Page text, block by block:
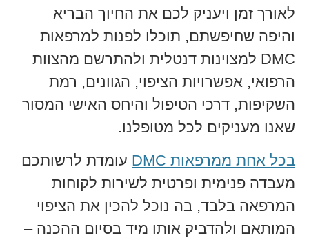
לאורך זמן ויעניק לכם את החיוך הבריא
והיפה שחיפשתם, תוכלו לפנות למרפאות
DMC למצוינות דנטלית ולהתרשם מהצוות
הרפואי, אפשרויות הציפוי, הגוונים, רמת
השקיפות, דרכי הטיפול והיחס האישי המסור
שאנו מעניקים לכל מטופלנו.
בכל אחת ממרפאות DMC
עומדת לרשותכם
מעבדה פנימית ופרטית לשירות לקוחות
המרפאה בלבד, בה נוכל להכין את הציפוי
המותאם ולהדביק אותו מיד בסיום ההכנה –